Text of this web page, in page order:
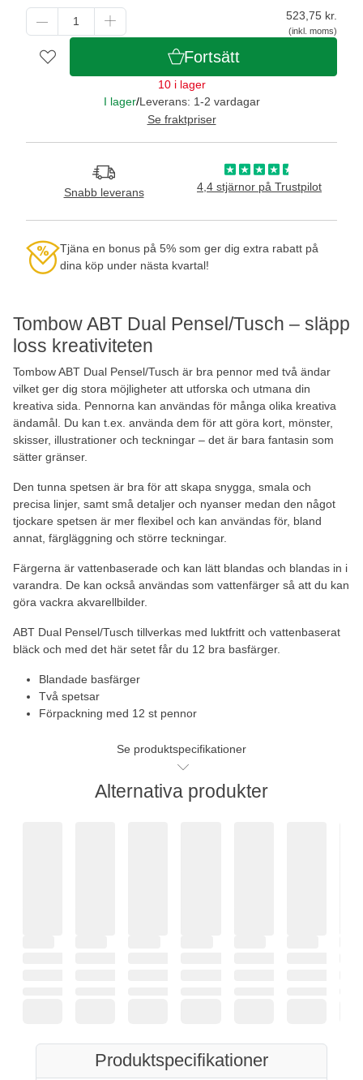
Tombow ABT Dual Pensel/Tusch – släpp
loss kreativiteten
Tombow ABT Dual Pensel/Tusch är bra pennor med två ändar
vilket ger dig stora möjligheter att utforska och utmana din
kreativa sida. Pennorna kan användas för många olika kreativa
ändamål. Du kan t.ex. använda dem för att göra kort, mönster,
skisser, illustrationer och teckningar – det är bara fantasin som
sätter gränser.
Den tunna spetsen är bra för att skapa snygga, smala och
precisa linjer, samt små detaljer och nyanser medan den något
tjockare spetsen är mer flexibel och kan användas för, bland
annat, färgläggning och större teckningar.
Färgerna är vattenbaserade och kan lätt blandas och blandas in i
varandra. De kan också användas som vattenfärger så att du kan
göra vackra akvarellbilder.
ABT Dual Pensel/Tusch tillverkas med luktfritt och vattenbaserat
bläck och med det här setet får du 12 bra basfärger.
Blandade basfärger
Två spetsar
Förpackning med 12 st pennor
Se produktspecifikationer
523,75 kr.
(inkl. moms)
Fortsätt
10 i lager
I lager/Leverans: 1-2 vardagar
Se fraktpriser
Snabb leverans 4,4 stjärnor på Trustpilot
Tjäna en bonus på 5% som ger dig extra rabatt på
dina köp under nästa kvartal!
Alternativa produkter
Produktspecifikationer